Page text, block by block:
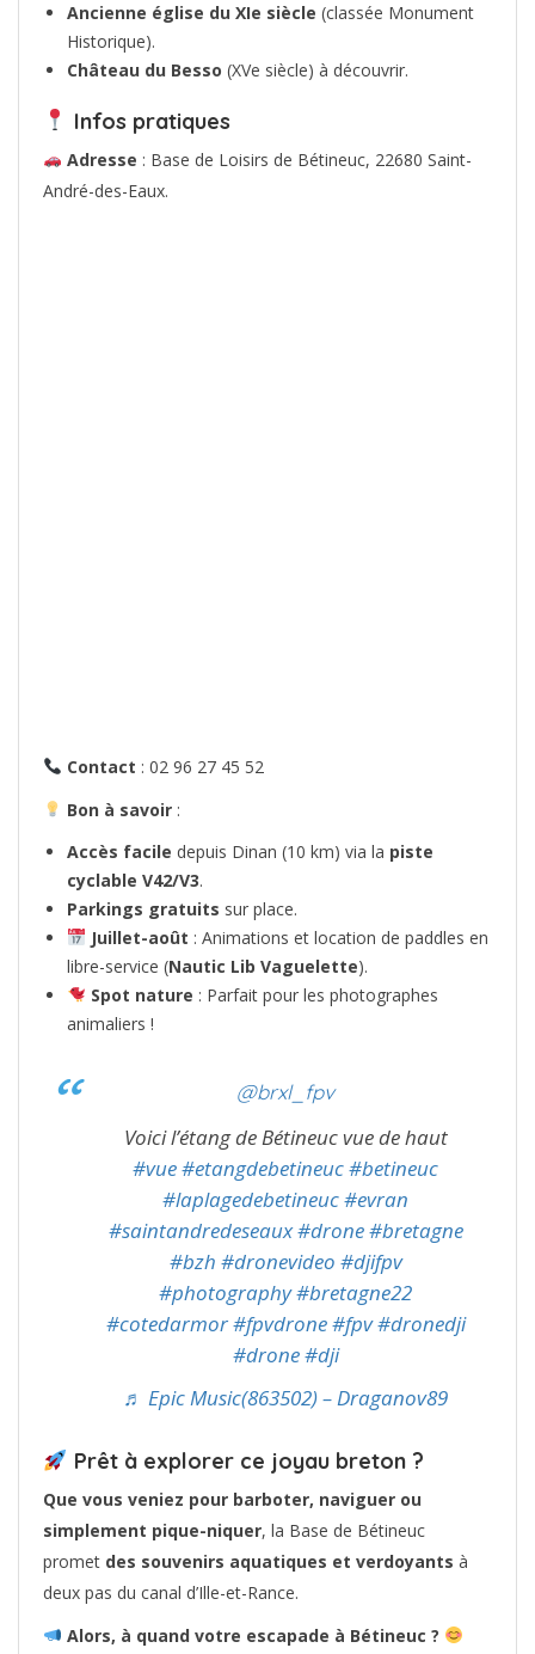
Ancienne église du XIe siècle (classée Monument
Historique).
Château du Besso (XVe siècle) à découvrir.
Infos pratiques
Adresse : Base de Loisirs de Bétineuc, 22680 Saint-
André-des-Eaux.
Contact : 02 96 27 45 52
Bon à savoir:
Accès facile depuis Dinan (10 km) via la piste
cyclable V42/V3.
Parkings gratuits sur place.
Juillet-août : Animations et location de paddles en
libre-service (Nautic Lib Vaguelette).
Spot nature : Parfait pour les photographes
animaliers !
@brxl_fpv
Voici l’étang de Bétineuc vue de haut
#vue#etangdebetineuc#betineuc
#laplagedebetineuc#evran
#saintandredeseaux#drone#bretagne
#bzh #dronevideo #djifpv
#photography#bretagne22
#cotedarmor#fpvdrone#fpv#dronedji
#drone#dji
♬ Epic Music(863502) – Draganov89
Prêt à explorer ce joyau breton ?
Que vous veniez pour barboter, naviguer ou
simplement pique-niquer, la Base de Bétineuc
promet des souvenirs aquatiques et verdoyants à
deux pas du canal d’Ille-et-Rance.
Alors, à quand votre escapade à Bétineuc ?